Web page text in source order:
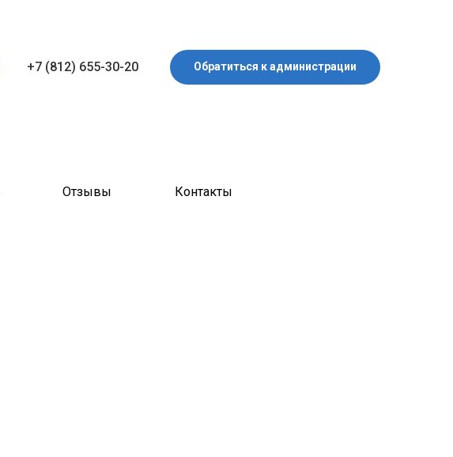
+7 (812) 655-30-20 Обратиться к администрации
Отзывы Контакты